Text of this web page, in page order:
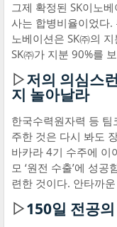
그제 확정된 SK이노
사는 합병비율이었다.
노베이션은 SK㈜의
SK㈜가 지분 90%를
▷저의 의심스
지 놀아날라
한국수력원자력 등
주한 것은 다시 봐도
바카라 4기 수주에 이
모 ‘원전 수출’에 성
련한 것이다. 안타까
▷150일 전공